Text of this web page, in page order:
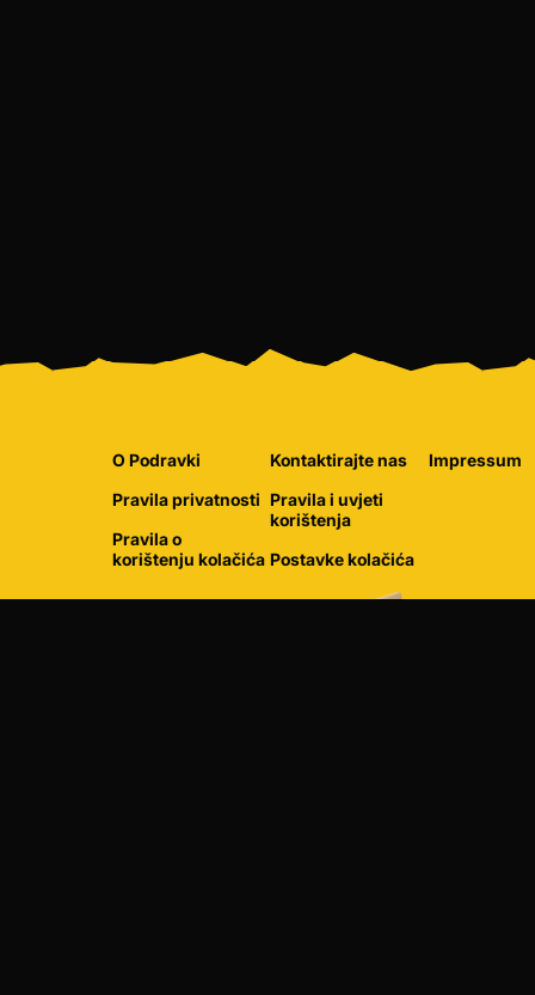
O Podravki
Pravila privatnosti
Pravila o
korištenju kolačića
Kontaktirajte nas
Pravila i uvjeti
korištenja
Postavke kolačića
Impressum